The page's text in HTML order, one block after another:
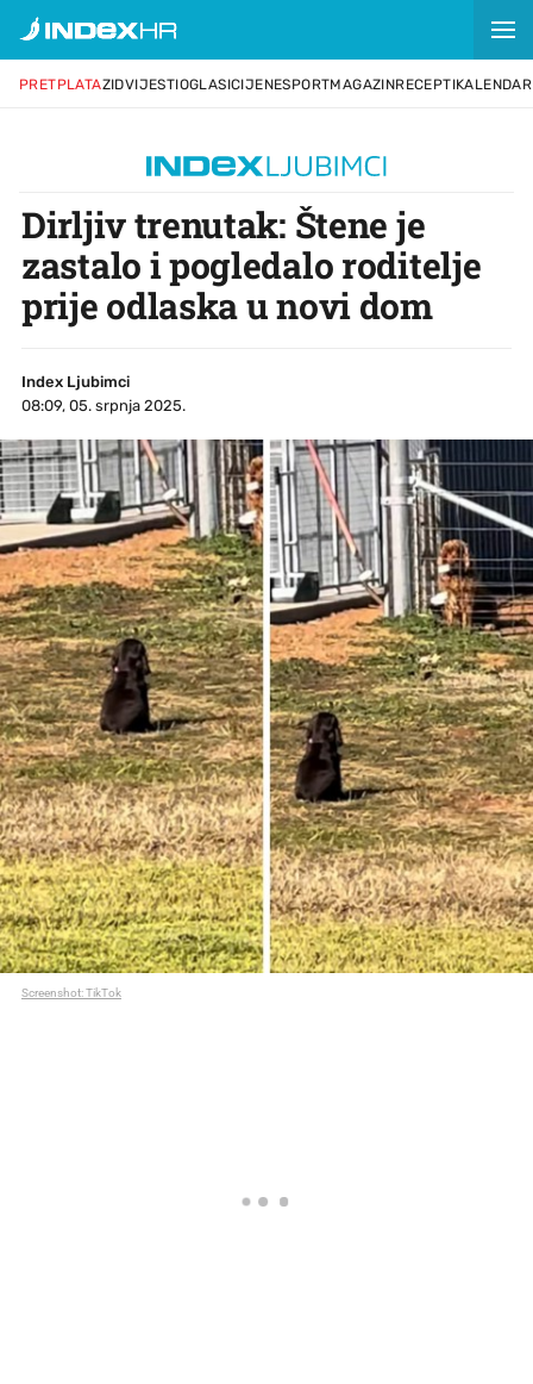
PRETPLATAZIDVIJESTIOGLASICIJENESPORTMAGAZINRECEPTIKALENDAR
Dirljiv trenutak: Štene je
zastalo i pogledalo roditelje
prije odlaska u novi dom
Index Ljubimci
08:09, 05. srpnja 2025.
Screenshot: TikTok